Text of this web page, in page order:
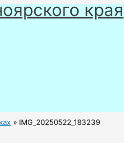
края
IMG_20250522_183239